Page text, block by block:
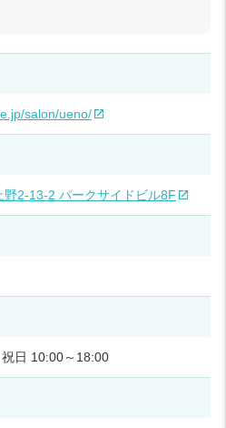
salon/ueno/
2-13-2 パークサイドビル8F
日 10:00～18:00